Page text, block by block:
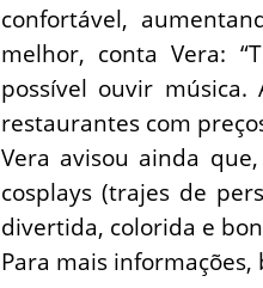
confortável,
melhor, conta Vera:
possível ouvir
restaurantes com
Vera avisou ainda
cosplays (trajes de
divertida, colorida e
Para mais informações,